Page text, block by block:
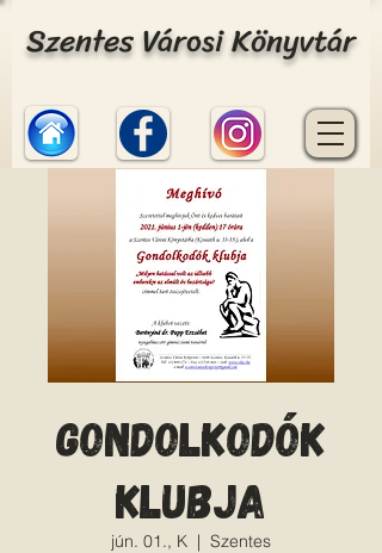
Szentes Városi Könyvtár
Gondolkodók
klubja
jún. 01., K
  |
Szentes